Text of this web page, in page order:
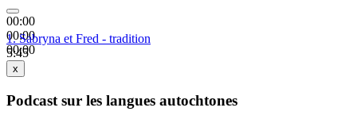
00:00
00:00
00:00
1.Sabryna et Fred - tradition
5:45
x
Podcast sur les langues autochtones